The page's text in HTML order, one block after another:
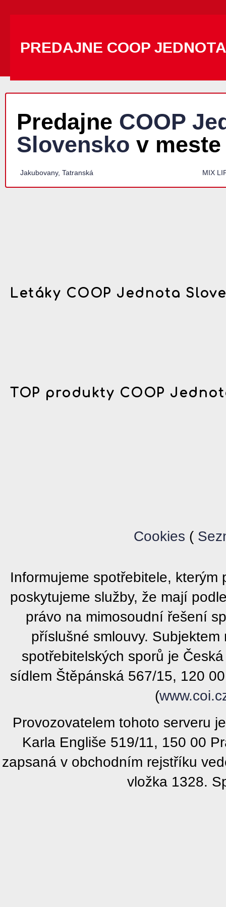
PREDAJNE COOP
Predajne COOP
Slovensko v
Jakubovany, Tatranská MIX
Letáky COOP Jednota
TOP produkty COOP
Cookies (
Informujeme spotřebitele, kterým
poskytujeme služby, že mají
právo na mimosoudní řešení
příslušné smlouvy.
spotřebitelských sporů je
sídlem Štěpánská 567/15, 120
(
Provozovatelem tohoto serveru
Karla Engliše 519/11, 150 00
zapsaná v obchodním rejstříku
vložka 1328.